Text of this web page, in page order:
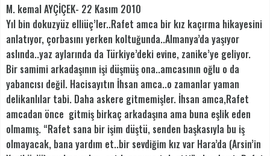
M. kemal AYÇİÇEK- 22 Kasım 2010
Yıl bin dokuzyüz elliüç’ler..Rafet amca bir kız kaçırma hikayesini
anlatıyor, çorbasını yerken koltuğunda..Almanya’da yaşıyor
aslında..yaz aylarında da Türkiye’deki evine, zanike’ye geliyor.
Bir samimi arkadaşının işi düşmüş ona..amcasının oğlu o da
yabancısı değil. Hacisayıtın İhsan amca..o zamanlar yaman
delikanlılar tabi. Daha askere gitmemişler. İhsan amca,Rafet
amcadan önce gitmiş birkaç arkadaşına ama buna eşlik eden
olmamış. “Rafet sana bir işim düştü, senden başkasıyla bu iş
olmayacak, bana yardım et..bir sevdiğim kız var Hara’da (Arsin’in